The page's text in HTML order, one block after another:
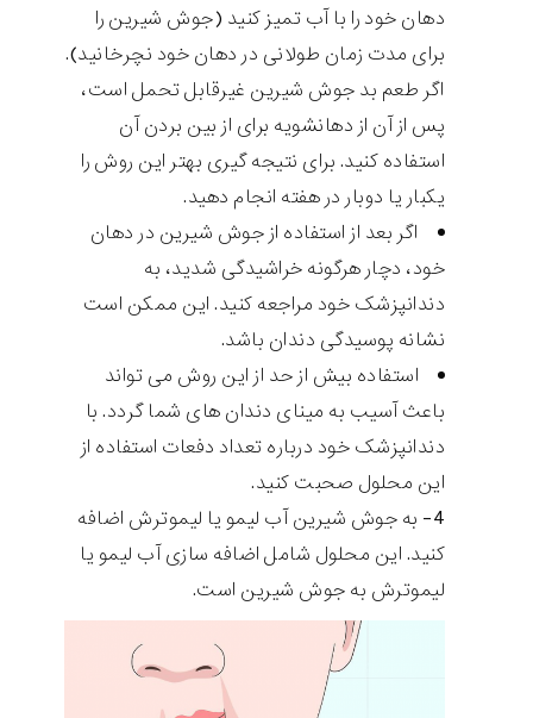
دهان خود را با آب تمیز کنید (جوش شیرین را
برای مدت زمان طولانی در دهان خود نچرخانید).
اگر طعم بد جوش شیرین غیرقابل تحمل است،
پس از آن از دهانشویه برای از بین بردن آن
استفاده کنید. برای نتیجه گیری بهتر این روش را
یکبار یا دوبار در هفته انجام دهید.
اگر بعد از استفاده از جوش شیرین در دهان
خود، دچار هرگونه خراشیدگی شدید، به
دندانپزشک خود مراجعه کنید. این ممکن است
نشانه پوسیدگی دندان باشد.
استفاده بیش از حد از این روش می تواند
باعث آسیب به مینای دندان های شما گردد. با
دندانپزشک خود درباره تعداد دفعات استفاده از
این محلول صحبت کنید.
4- به جوش شیرین آب لیمو یا لیموترش اضافه
کنید. این محلول شامل اضافه سازی آب لیمو یا
لیموترش به جوش شیرین است.